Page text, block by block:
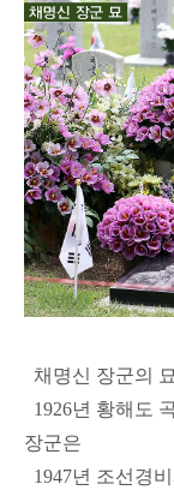
채명신 장군의
1926년 황해도
장군은
1947년 조선경